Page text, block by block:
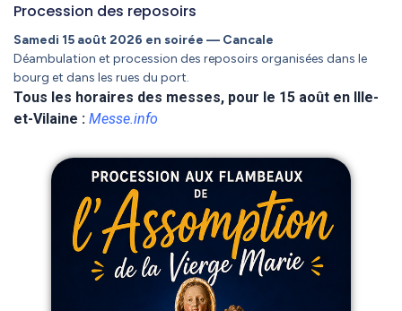
Procession des reposoirs
Samedi 15 août 2026 en soirée — Cancale
Déambulation et procession des reposoirs organisées dans le
bourg et dans les rues du port.
Tous les horaires des messes, pour le 15 août en Ille-
et-Vilaine : Messe.info